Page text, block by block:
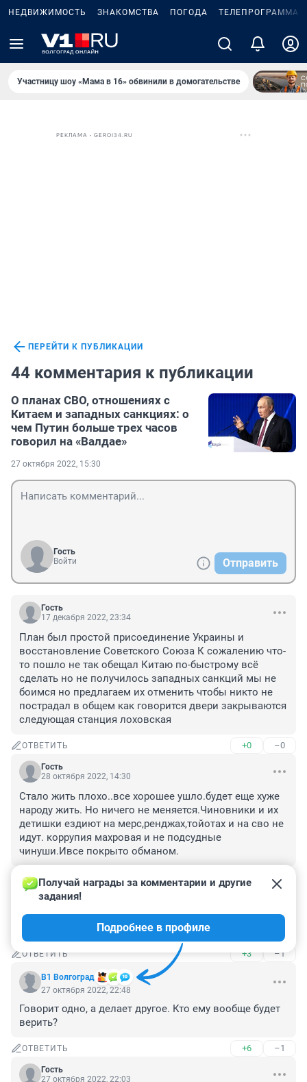
НЕДВИЖИМОСТЬ ЗНАКОМСТВА ПОГОДА ТЕЛЕПРОГРАММА
Участницу шоу «Мама в 16» обвинили в домогательстве
РЕКЛАМА • GEROI34.RU
ПЕРЕЙТИ К ПУБЛИКАЦИИ
44 комментария к публикации
О планах СВО, отношениях с
Китаем и западных санкциях: о
чем Путин больше трех часов
говорил на «Валдае»
27 октября 2022, 15:30
Гость
Войти
Отправить
Гость
17 декабря 2022, 23:34
План был простой присоединение Украины и
восстановление Советского Союза К сожалению что-
то пошло не так обещал Китаю по-быстрому всё
сделать но не получилось западных санкций мы не
боимся но предлагаем их отменить чтобы никто не
пострадал в общем как говорится двери закрываются
следующая станция лоховская
ОТВЕТИТЬ +0 –0
Гость
28 октября 2022, 14:30
Стало жить плохо..все хорошее ушло.будет еще хуже
народу жить. Но ничего не меняется.Чиновники и их
детишки ездиют на мерс,ренджах,тойотах и на сво не
идут. коррупия махровая и не подсудные
чинуши.Ивсе покрыто обманом.
ОТВЕТИТЬ –0
Гость
опять рассказывал, как Ленин развалил СССР? )
ОТВЕТИТЬ +3 –1
В1 Волгоград
Получай награды за комментарии и другие
задания!
Подробнее в профиле
27 октября 2022, 22:48
Говорит одно, а делает другое. Кто ему вообще будет
верить?
ОТВЕТИТЬ +6 –1
Гость
27 октября 2022, 22:03